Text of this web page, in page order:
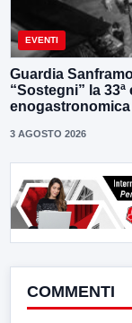
EVENTI
Guardia
“Sostegni” la
3 AGOSTO 2026
COMMENTI